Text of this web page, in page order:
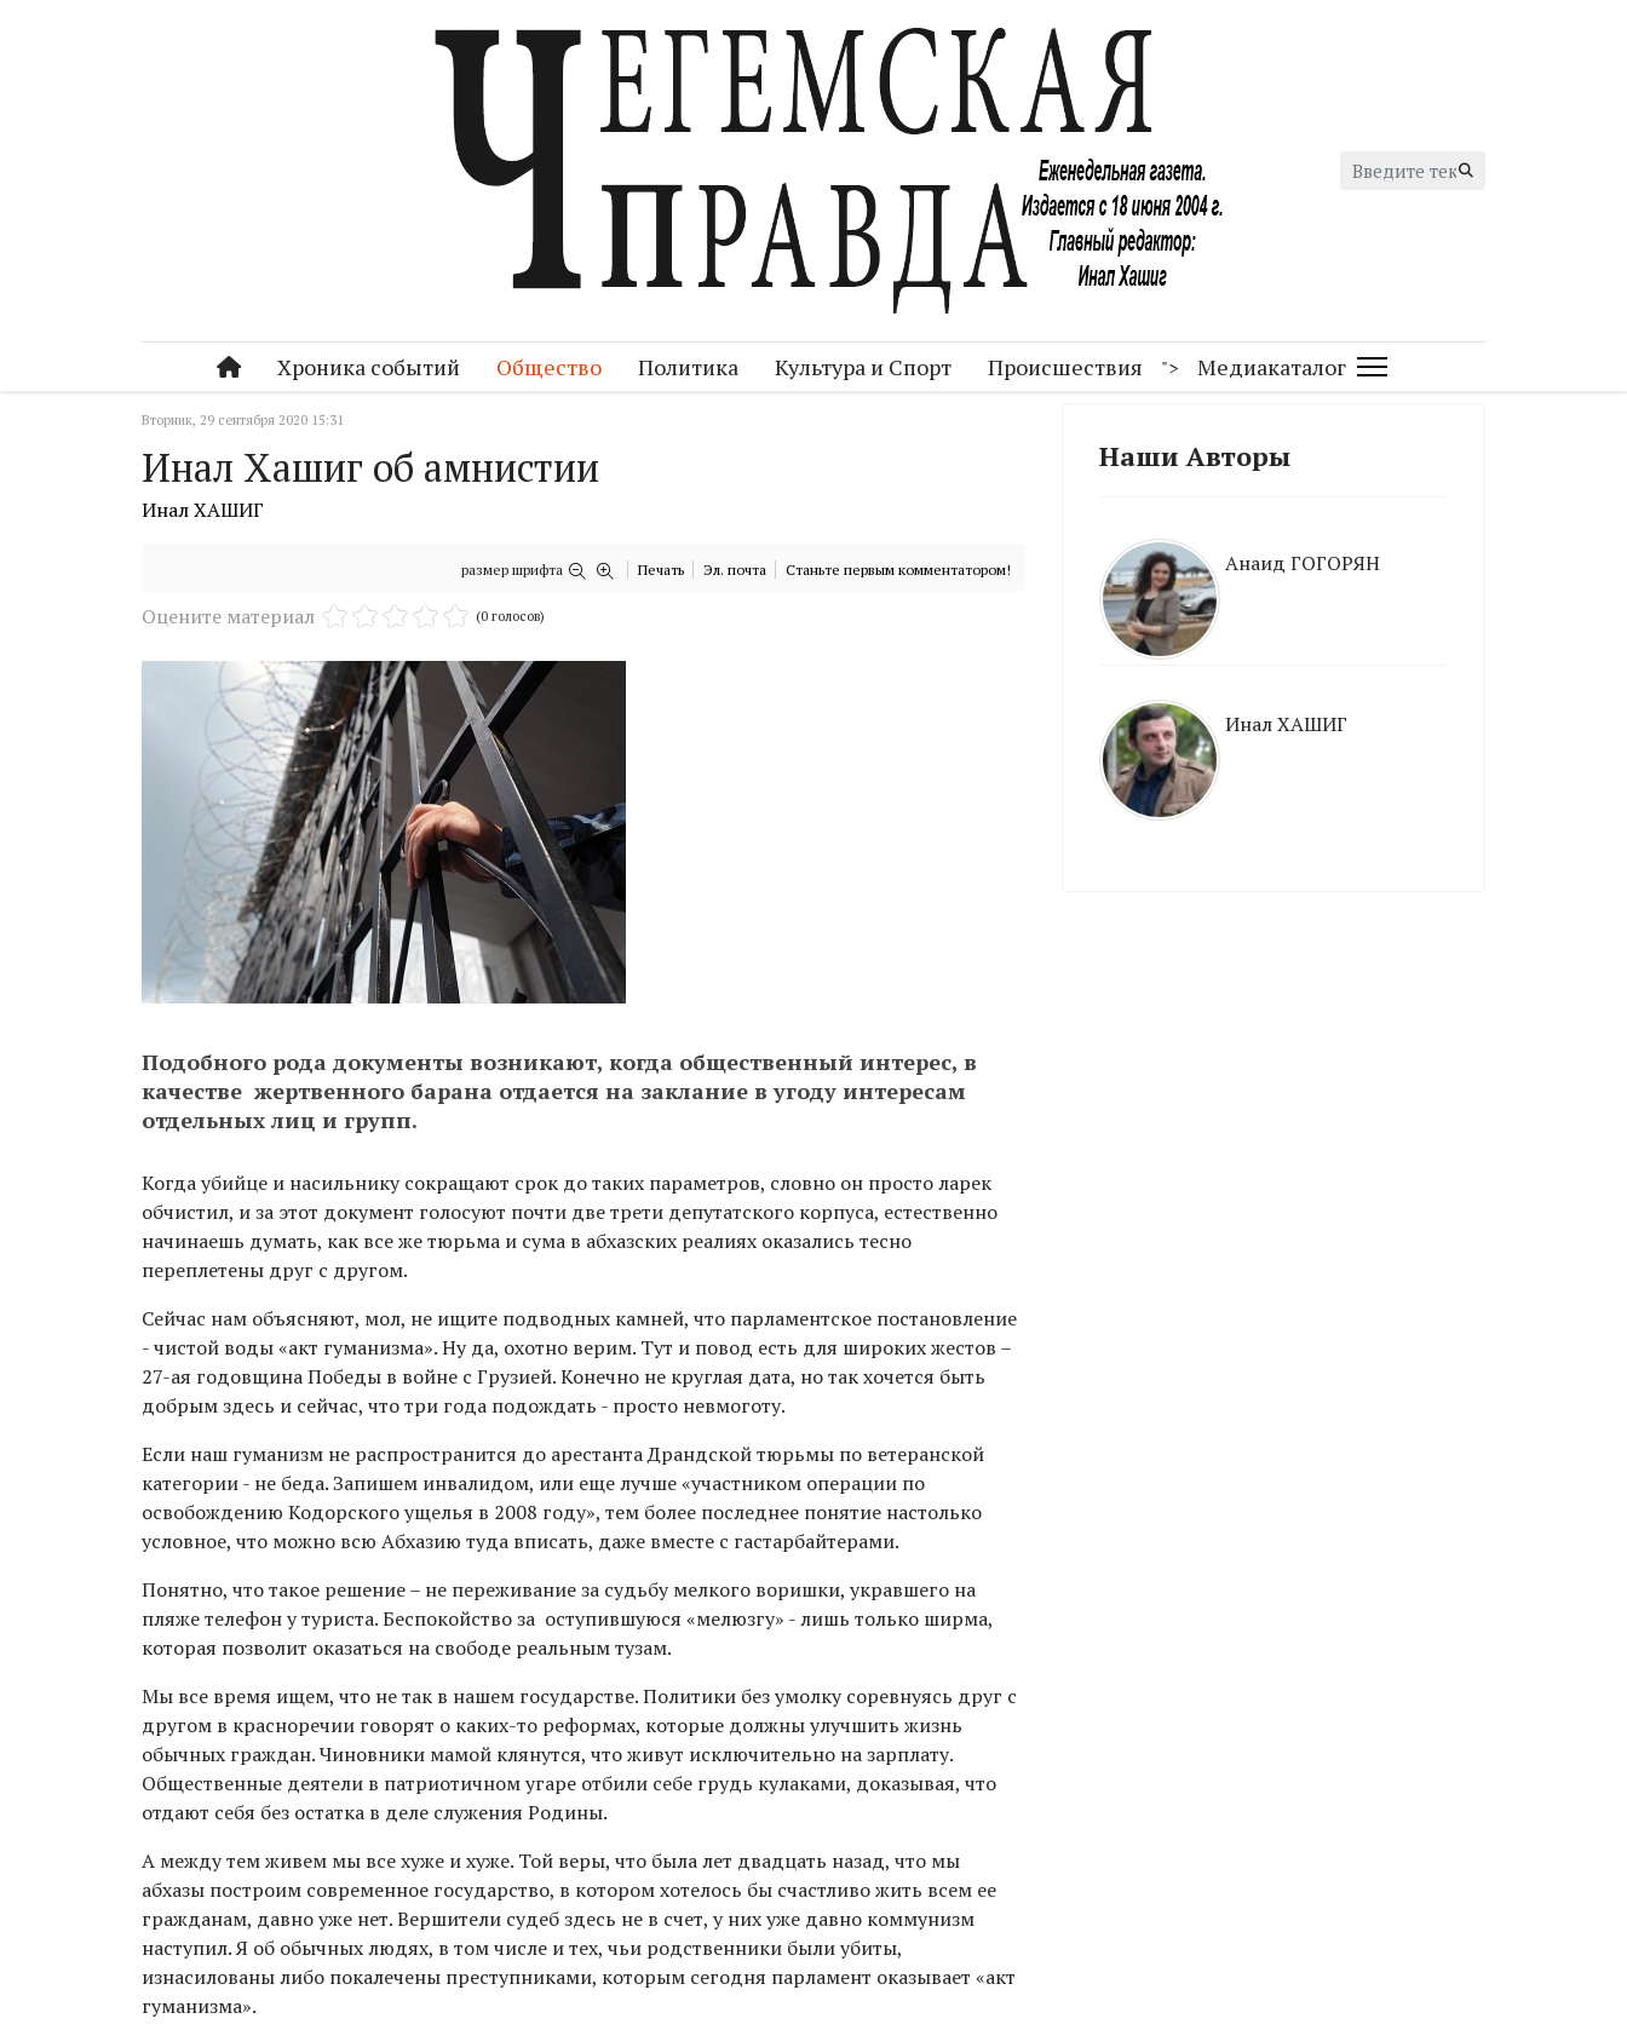
Искать...
Хроника событий Общество Политика Культура и Спорт Происшествия "> Медиакаталог
Вторник, 29 сентября 2020 15:31
Инал Хашиг об амнистии
Инал ХАШИГ
размер шрифта Печать Эл. почта Станьте первым комментатором!
Оцените материал (0 голосов)
Подобного рода документы возникают, когда общественный интерес, в
качестве жертвенного барана отдается на заклание в угоду интересам
отдельных лиц и групп.
Когда убийце и насильнику сокращают срок до таких параметров, словно он просто ларек
обчистил, и за этот документ голосуют почти две трети депутатского корпуса, естественно
начинаешь думать, как все же тюрьма и сума в абхазских реалиях оказались тесно
переплетены друг с другом.
Сейчас нам объясняют, мол, не ищите подводных камней, что парламентское постановление
- чистой воды «акт гуманизма». Ну да, охотно верим. Тут и повод есть для широких жестов –
27-ая годовщина Победы в войне с Грузией. Конечно не круглая дата, но так хочется быть
добрым здесь и сейчас, что три года подождать - просто невмоготу.
Если наш гуманизм не распространится до арестанта Драндской тюрьмы по ветеранской
категории - не беда. Запишем инвалидом, или еще лучше «участником операции по
освобождению Кодорского ущелья в 2008 году», тем более последнее понятие настолько
условное, что можно всю Абхазию туда вписать, даже вместе с гастарбайтерами.
Понятно, что такое решение – не переживание за судьбу мелкого воришки, укравшего на
пляже телефон у туриста. Беспокойство за оступившуюся «мелюзгу» - лишь только ширма,
которая позволит оказаться на свободе реальным тузам.
Мы все время ищем, что не так в нашем государстве. Политики без умолку соревнуясь друг с
другом в красноречии говорят о каких-то реформах, которые должны улучшить жизнь
обычных граждан. Чиновники мамой клянутся, что живут исключительно на зарплату.
Общественные деятели в патриотичном угаре отбили себе грудь кулаками, доказывая, что
отдают себя без остатка в деле служения Родины.
А между тем живем мы все хуже и хуже. Той веры, что была лет двадцать назад, что мы
абхазы построим современное государство, в котором хотелось бы счастливо жить всем ее
гражданам, давно уже нет. Вершители судеб здесь не в счет, у них уже давно коммунизм
наступил. Я об обычных людях, в том числе и тех, чьи родственники были убиты,
изнасилованы либо покалечены преступниками, которым сегодня парламент оказывает «акт
гуманизма».
Наши Авторы
Анаид ГОГОРЯН
Инал ХАШИГ